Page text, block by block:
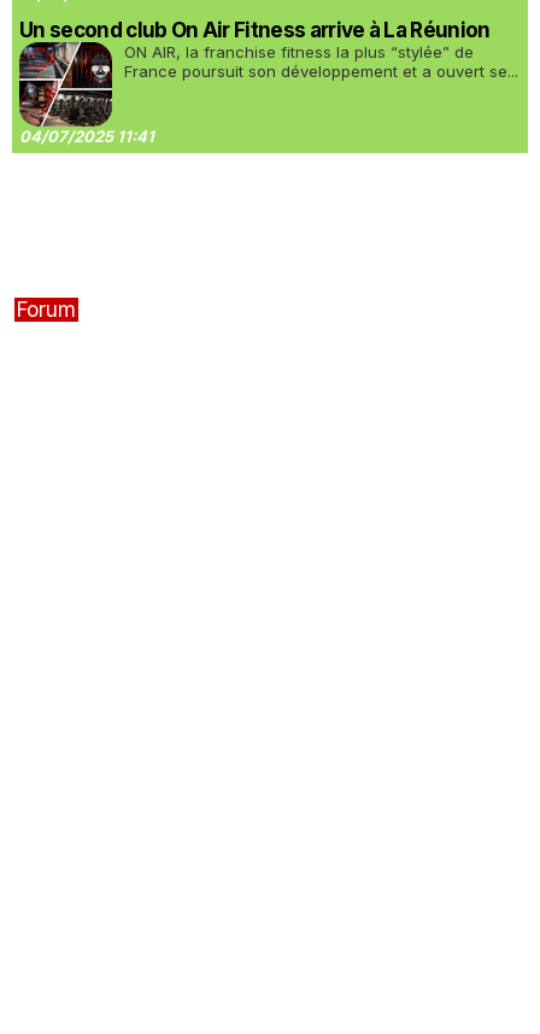
Un second club On Air Fitness arrive à La Réunion
ON AIR, la franchise fitness la plus “stylée” de
France poursuit son développement et a ouvert se...
04/07/2025 11:41
Forum